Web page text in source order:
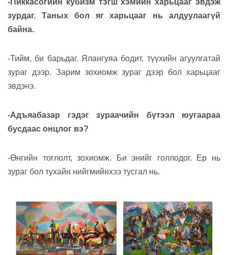
зурдаг. Таных бол яг харьцааг нь алдуулаагүй
байна.
-Тийм, би барьдаг. Ялангуяа бодит, түүхийн агуулгатай
зураг дээр. Зарим зохиомж зураг дээр бол харьцааг
эвдэнэ.
-Адъяабазар гэдэг зураачийн бүтээл юугаараа
бусдаас онцлог вэ?
-Өнгийн тоглолт, зохиомж. Би энийг голлодог. Ер нь
зураг бол тухайн нийгмийнхээ тусгал нь.